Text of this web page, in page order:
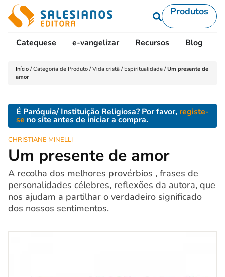
Produtos
Catequese e-vangelizar Recursos Blog
Início /Categoria de Produto /Vida cristã / Espiritualidade /Um presente de
amor
É Paróquia/ Instituição Religiosa? Por favor, registe-
se no site antes de iniciar a compra.
CHRISTIANE MINELLI
Um presente de amor
A recolha dos melhores provérbios , frases de
personalidades célebres, reflexões da autora, que
nos ajudam a partilhar o verdadeiro significado
dos nossos sentimentos.